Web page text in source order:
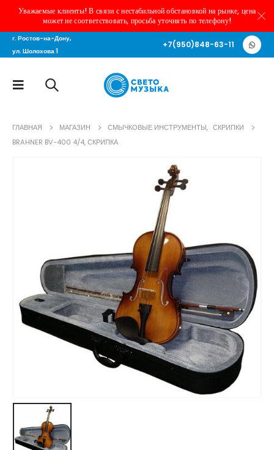
Уважаемые клиенты! В связи с нестабильной обстановкой на рынке, цена
может не соответствовать, просьба уточнять по телефону!
г. Ростов-на-Дону,
ул. Шолохова 1
+7(950)848-63-11
ГЛАВНАЯ МАГАЗИН СМЫЧКОВЫЕ ИНСТРУМЕНТЫ, СКРИПКИ
BRAHNER BV-400 4/4, СКРИПКА